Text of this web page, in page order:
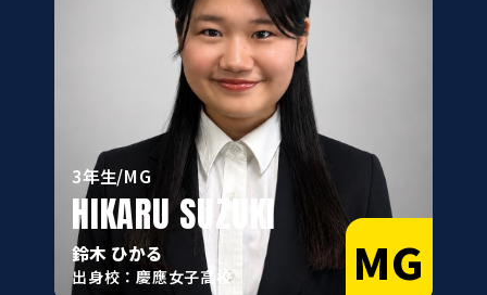
MG
3年生/MG
HIKARU SUZUKI
鈴木 ひかる
出身校：慶應女子高校